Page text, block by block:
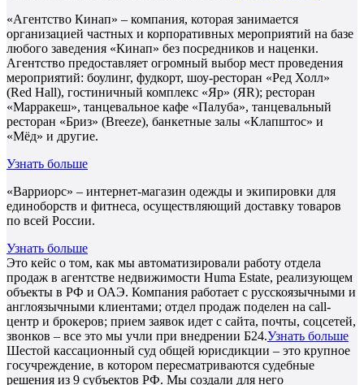
«Агентство Кинап» – компания, которая занимается
организацией частных и корпоративных мероприятий на базе
любого заведения «Кинап» без посредников и наценки.
Агентство предоставляет огромный выбор мест проведения
мероприятий: боулинг, фудкорт, шоу-ресторан «Ред Холл»
(Red Hall), гостиничный комплекс «Яр» (ЯR); ресторан
«Марракеш», танцевальное кафе «Палуба», танцевальный
ресторан «Бриз» (Breeze), банкетные залы «Клапштос» и
«Мёд» и другие.
Узнать больше
«Варриорс» – интернет-магазин одежды и экипировки для
единоборств и фитнеса, осуществляющий доставку товаров
по всей России.
Узнать больше
Это кейс о том, как мы автоматизировали работу отдела
продаж в агентстве недвижимости Huma Estate, реализующем
объекты в РФ и ОАЭ. Компания работает с русскоязычными и
англоязычными клиентами; отдел продаж поделен на call-
центр и брокеров; прием заявок идет с сайта, почты, соцсетей,
звонков – все это мы учли при внедрении Б24.Узнать больше
Шестой кассационный суд общей юрисдикции – это крупное
госучреждение, в котором пересматриваются судебные
решения из 9 субъектов РФ. Мы создали для него